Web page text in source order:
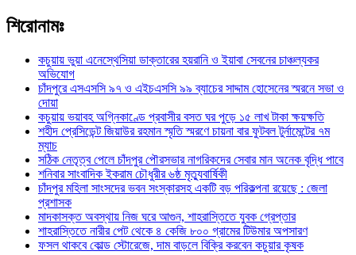
শিরোনামঃ
কচুয়ায় ভুয়া এনেস্থেসিয়া ডাক্তারের হয়রানি ও ইয়াবা সেবনের চাঞ্চল্যকর
অভিযোগ
চাঁদপুরে এসএসসি ৯৭ ও এইচএসসি ৯৯ ব্যাচের সাদ্দাম হোসেনের স্মরনে সভা ও
দোয়া
কচুয়ায় ভয়াবহ অগ্নিকাণ্ডে প্রবাসীর বসত ঘর পুড়ে ১৫ লাখ টাকা ক্ষয়ক্ষতি
শহীদ প্রেসিডেন্ট জিয়াউর রহমান স্মৃতি স্মরণে চায়না বার ফুটবল টুর্নামেন্টের ৭ম
ম্যাচ
সঠিক নেতৃত্ব পেলে চাঁদপুর পৌরসভার নাগরিকদের সেবার মান অনেক বৃদ্ধি পাবে
শনিবার সাংবাদিক ইকরাম চৌধুরীর ৬ষ্ঠ মৃত্যুবার্ষিকী
চাঁদপুর মহিলা সাংসদের ভবন সংস্কারসহ একটি বড় পরিকল্পনা রয়েছে : জেলা
প্রশাসক
মাদকাসক্ত অবস্থায় নিজ ঘরে আগুন, শাহরাস্তিতে যুবক গ্রেপ্তার
শাহরাস্তিতে নারীর পেট থেকে ৪ কেজি ৮০০ গ্রামের টিউমার অপসারণ
ফসল থাকবে কোল্ড স্টোরেজে, দাম বাড়লে বিক্রি করবেন কচুয়ার কৃষক